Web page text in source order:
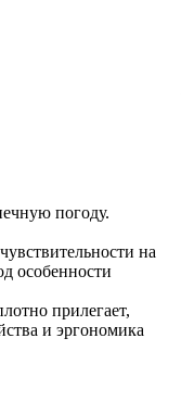
погоду.
на
особенности
прилегает,
и эргономика